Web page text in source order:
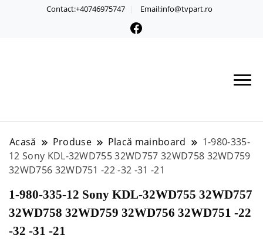
Contact:+40746975747 Email:info@tvpart.ro
Acasă Produse Placă mainboard
1-980-335-
12 Sony KDL-32WD755 32WD757 32WD758 32WD759
32WD756 32WD751 -22 -32 -31 -21
1-980-335-12 Sony KDL-32WD755 32WD757
32WD758 32WD759 32WD756 32WD751 -22
-32 -31 -21